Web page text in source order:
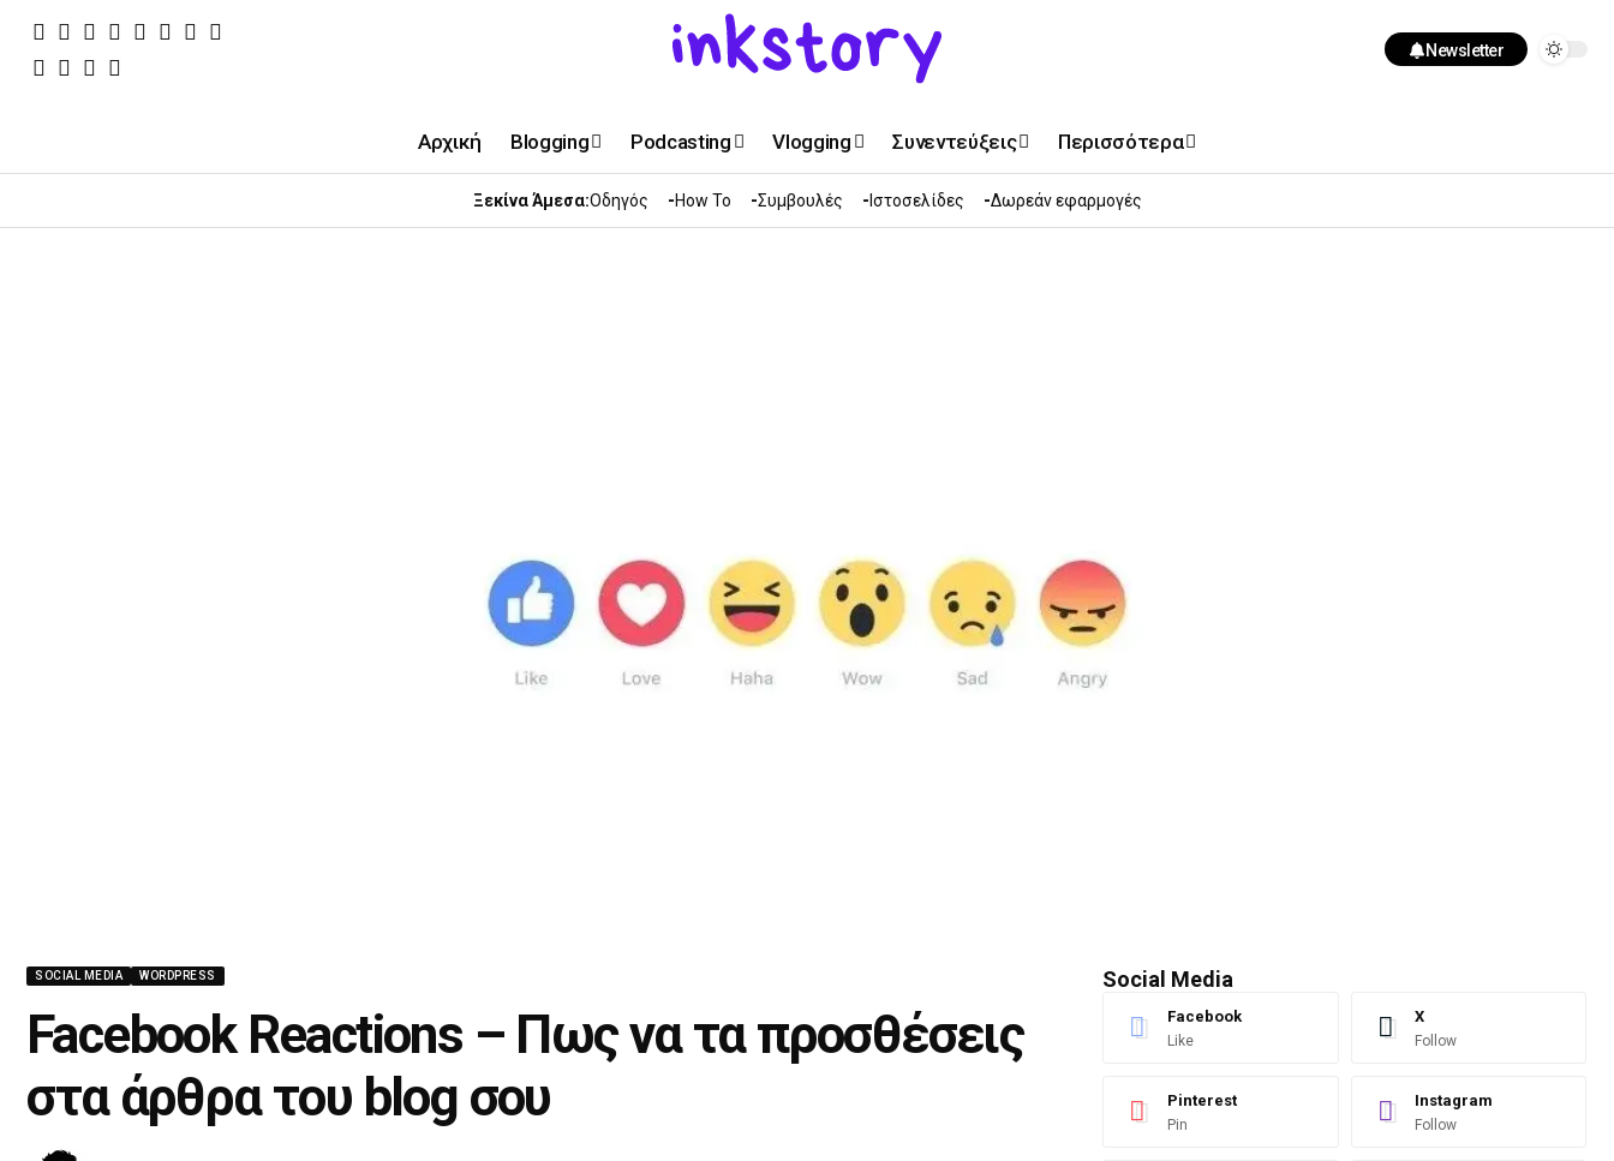
Newsletter
Αρχική Blogging Podcasting Vlogging Συνεντεύξεις Περισσότερα
Ξεκίνα Άμεσα:Οδηγός How To Συμβουλές Ιστοσελίδες Δωρεάν εφαρμογές
SOCIAL MEDIA WORDPRESS
Facebook Reactions – Πως να τα προσθέσεις
στα άρθρα του blog σου
Social Media
Facebook
Like
X
Follow
Pinterest
Pin
Instagram
Follow